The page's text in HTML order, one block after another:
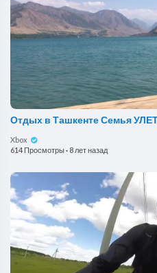
Отдых в Ташкенте Семья
Xbox
614 Просмотры· 8 лет назад